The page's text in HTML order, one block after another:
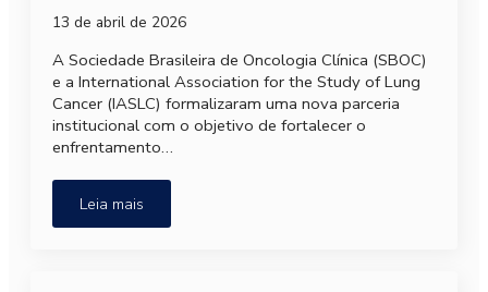
13 de abril de 2026
A Sociedade Brasileira de Oncologia Clínica (SBOC)
e a International Association for the Study of Lung
Cancer (IASLC) formalizaram uma nova parceria
institucional com o objetivo de fortalecer o
enfrentamento…
Leia mais